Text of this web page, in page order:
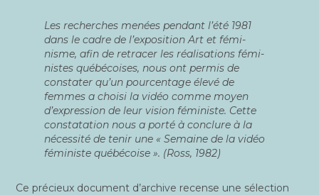
Les recherches menées pen­dant l’été 1981
dans le cadre de l’expositionArt et fémi­
nisme, afin de retra­cer les réa­li­sa­tions fémi­
nistes qué­bé­coises, nous ont per­mis de
consta­ter qu’un pour­cen­tage éle­vé de
femmes a choi­si la vidéo comme moyen
d’expression de leur vision fémi­niste. Cette
consta­ta­tion nous a por­té à conclure à la
néces­si­té de tenir une « Semaine de la vidéo
fémi­niste qué­bé­coise ». (Ross, 1982)
Ce pré­cieux docu­ment d’archive recense une sélec­tion